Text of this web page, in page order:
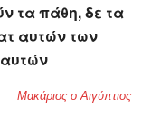
τα πάθη, δε τα
αυτών των
αυτών
Μακάριος ο Αιγύπτιος